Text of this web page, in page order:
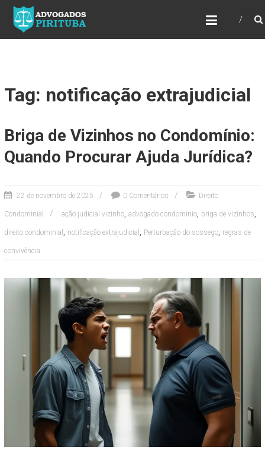
ADVOGADOS PIRITUBA
Precisando de advogado? Entre em contato!
Fazemos toda a assessoria que você
Tag: notificação extrajudicial
Briga de Vizinhos no Condomínio:
Quando Procurar Ajuda Jurídica?
22 de novembro de 2025 0 Comentários Direito
Condominial ação judicial vizinho, advogado condomínio, briga de vizinhos,
direito condominial , notificação extrajudicial , Perturbação do sossego, regras de
convivência